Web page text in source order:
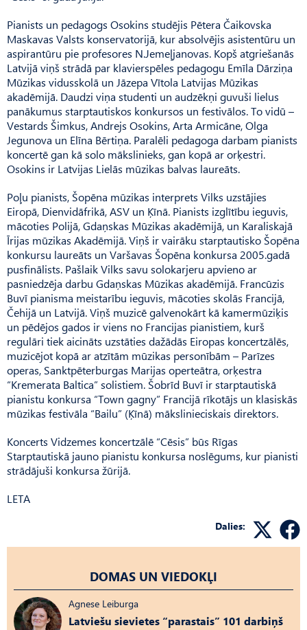
Pianists un pedagogs Osokins studējis Pētera Čaikovska
Maskavas Valsts konservatorijā, kur absolvējis asistentūru un
aspirantūru pie profesores N.Jemeļjanovas. Kopš atgriešanās
Latvijā viņš strādā par klavierspēles pedagogu Emīla Dārziņa
Mūzikas vidusskolā un Jāzepa Vītola Latvijas Mūzikas
akadēmijā. Daudzi viņa studenti un audzēkņi guvuši lielus
panākumus starptautiskos konkursos un festivālos. To vidū –
Vestards Šimkus, Andrejs Osokins, Arta Armicāne, Olga
Jegunova un Elīna Bērtiņa. Paralēli pedagoga darbam pianists
koncertē gan kā solo mākslinieks, gan kopā ar orķestri.
Osokins ir Latvijas Lielās mūzikas balvas laureāts.
Poļu pianists, Šopēna mūzikas interprets Vilks uzstājies
Eiropā, Dienvidāfrikā, ASV un Ķīnā. Pianists izglītību ieguvis,
mācoties Polijā, Gdaņskas Mūzikas akadēmijā, un Karaliskajā
Īrijas mūzikas Akadēmijā. Viņš ir vairāku starptautisko Šopēna
konkursu laureāts un Varšavas Šopēna konkursa 2005.gadā
pusfinālists. Pašlaik Vilks savu solokarjeru apvieno ar
pasniedzēja darbu Gdaņskas Mūzikas akadēmijā. Francūzis
Buvī pianisma meistarību ieguvis, mācoties skolās Francijā,
Čehijā un Latvijā. Viņš muzicē galvenokārt kā kamermūziķis
un pēdējos gados ir viens no Francijas pianistiem, kurš
regulāri tiek aicināts uzstāties dažādās Eiropas koncertzālēs,
muzicējot kopā ar atzītām mūzikas personībām – Parīzes
operas, Sanktpēterburgas Marijas operteātra, orķestra
“Kremerata Baltica” solistiem. Šobrīd Buvī ir starptautiskā
pianistu konkursa “Town gagny” Francijā rīkotājs un klasiskās
mūzikas festivāla “Bailu” (Ķīnā) mākslinieciskais direktors.
Koncerts Vidzemes koncertzālē “Cēsis” būs Rīgas
Starptautiskā jauno pianistu konkursa noslēgums, kur pianisti
strādājuši konkursa žūrijā.
LETA
Dalies:
DOMAS UN VIEDOKĻI
Agnese Leiburga
Latviešu sievietes “parastais” 101 darbiņš